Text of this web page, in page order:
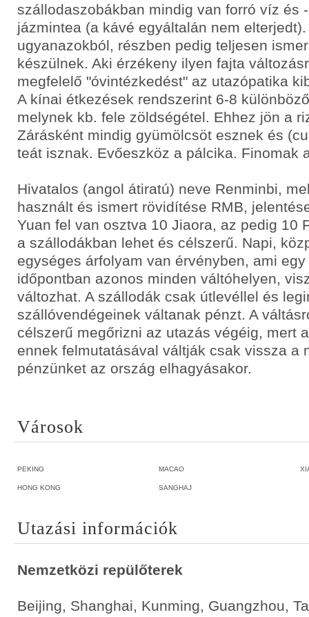
szállodaszobákban mindig van forró víz és
jázmintea (a kávé egyáltalán nem
ugyanazokból, részben pedig teljesen
készülnek. Aki érzékeny ilyen fajta
megfelelő "óvintézkedést" az utazópatika
A kínai étkezések rendszerint 6-8
melynek kb. fele zöldségétel. Ehhez jön a
Zárásként mindig gyümölcsöt esznek és
teát isznak. Evőeszköz a pálcika. Finomak
Hivatalos (angol átiratú) neve Renminbi,
használt és ismert rövidítése RMB,
Yuan fel van osztva 10 Jiaora, az pedig 10
a szállodákban lehet és célszerű. Napi,
egységes árfolyam van érvényben, ami
időpontban azonos minden váltóhelyen,
változhat. A szállodák csak útlevéllel és
szállóvendégeinek váltanak pénzt. A
célszerű megőrizni az utazás végéig, mert
ennek felmutatásával váltják csak vissza a
pénzünket az ország elhagyásakor.
Városok
PEKING
HONG KONG
MACAO
SANGHAJ
Utazási információk
Nemzetközi repülőterek
Beijing, Shanghai, Kunming, Guangzhou,